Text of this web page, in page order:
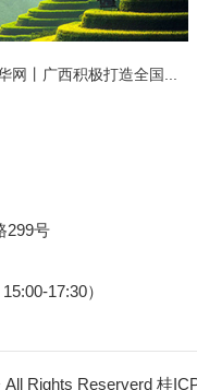
网丨广西积极打造全国...
299号
17:30）
Rights Reserverd 桂